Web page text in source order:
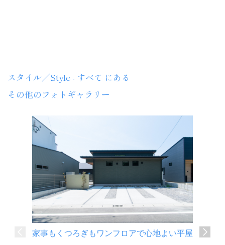
スタイル／Style - すべて にある
その他のフォトギャラリー
家事もくつろぎもワンフロアで心地よい平屋 深い軒